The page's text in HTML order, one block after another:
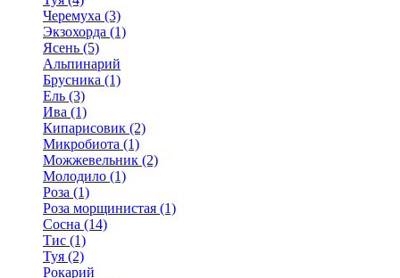
Черемуха (3)
Экзохорда (1)
Ясень (5)
Альпинарий
Брусника (1)
Ель (3)
Ива (1)
Кипарисовик (2)
Микробиота (1)
Можжевельник (2)
Молодило (1)
Роза (1)
Роза морщинистая (1)
Сосна (14)
Тис (1)
Туя (2)
Рокарий